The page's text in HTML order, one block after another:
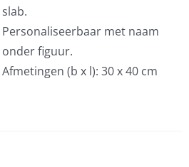
slab.
Personaliseerbaar met naam
onder figuur.
Afmetingen (b x l): 30 x 40 cm